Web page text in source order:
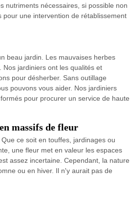
nutriments nécessaires, si possible non
une intervention de rétablissement
beau jardin. Les mauvaises herbes
Nos jardiniers ont les qualités et
pour désherber. Sans outillage
pouvons vous aider. Nos jardiniers
pour procurer un service de haute
massifs de fleur
ce soit en touffes, jardinages ou
une fleur met en valeur les espaces
assez incertaine. Cependant, la nature
ou en hiver. Il n'y aurait pas de